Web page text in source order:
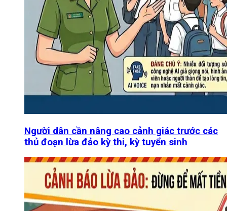
Người dân cần nâng cao cảnh giác trước các
thủ đoạn lừa đảo kỳ thi, kỳ tuyển sinh